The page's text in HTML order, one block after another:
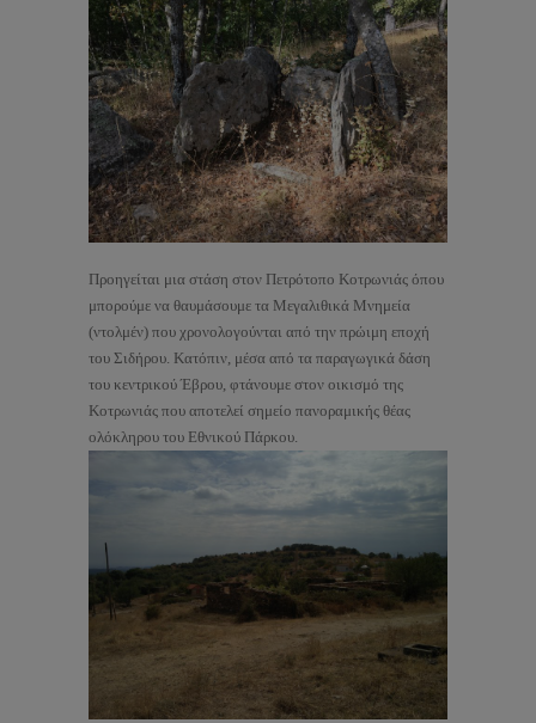
Προηγείται μια στάση στον Πετρότοπο Κοτρωνιάς όπου
μπορούμε να θαυμάσουμε τα Μεγαλιθικά Μνημεία
(ντολμέν) που χρονολογούνται από την πρώιμη εποχή
του Σιδήρου. Κατόπιν, μέσα από τα παραγωγικά δάση
του κεντρικού Έβρου, φτάνουμε στον οικισμό της
Κοτρωνιάς που αποτελεί σημείο πανοραμικής θέας
ολόκληρου του Εθνικού Πάρκου.